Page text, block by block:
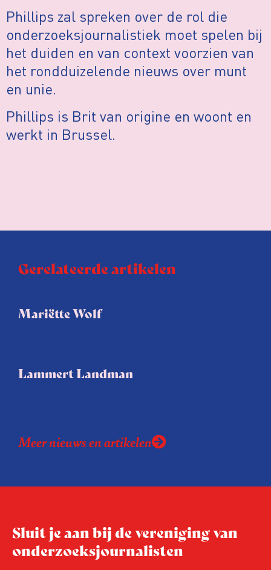
Phillips zal spreken over de rol die
onderzoeksjournalistiek moet spelen bij
het duiden en van context voorzien van
het rondduizelende nieuws over munt
en unie.
Phillips is Brit van origine en woont en
werkt in Brussel.
Gerelateerde artikelen
Mariëtte Wolf
Lammert Landman
Meer nieuws en artikelen
Sluit je aan bij de vereniging van
onderzoeksjournalisten